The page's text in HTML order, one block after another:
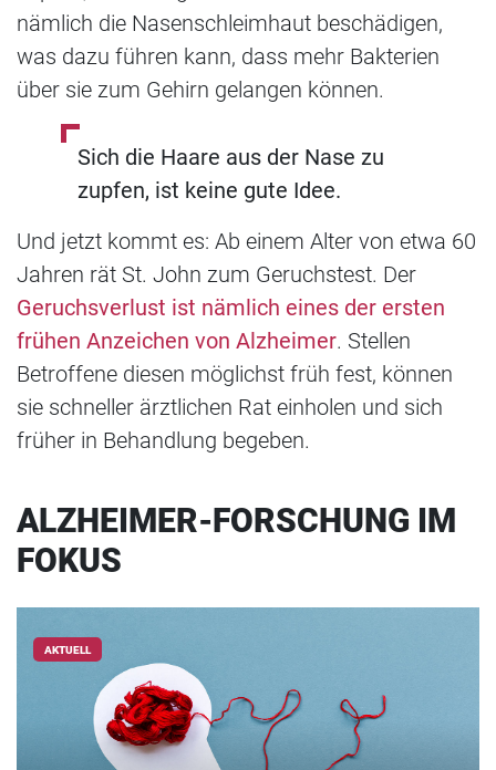
nämlich die Nasenschleimhaut beschädigen,
was dazu führen kann, dass mehr Bakterien
über sie zum Gehirn gelangen können.
Sich die Haare aus der Nase zu
zupfen, ist keine gute Idee.
Und jetzt kommt es: Ab einem Alter von etwa 60
Jahren rät St. John zum Geruchstest. Der
Geruchsverlust ist nämlich eines der ersten
frühen Anzeichen von Alzheimer. Stellen
Betroffene diesen möglichst früh fest, können
sie schneller ärztlichen Rat einholen und sich
früher in Behandlung begeben.
ALZHEIMER-FORSCHUNG IM
FOKUS
AKTUELL